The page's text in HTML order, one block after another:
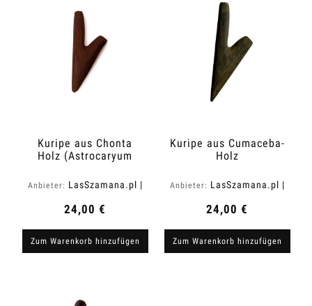
Kuripe aus Chonta
Holz (Astrocaryum
Anbieter: LasSzamana.pl |
24,00 €
Zum Warenkorb hinzufügen
Kuripe aus Cumaceba-
Holz
Anbieter: LasSzamana.pl |
24,00 €
Zum Warenkorb hinzufügen